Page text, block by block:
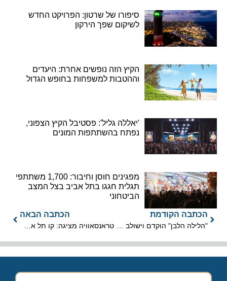
סיפורו של שרטון: הפרויקט החדש
לשיקום שפך הירקון
הקיץ הזה נופשים אחרת: היעדים
וההטבות למשפחות בחופש הגדול
'יאללה גליל': פסטיבל הקיץ הצפוני,
נפתח בהשתתפות המונים
מפגינים חוסן וחיבור: 1,700 משתתפי
תגלית חגגו בתל אביב בצל המצב
הביטחוני
הכתבה הקודמת
"הלילה הלבן" הוקדם וישולב במהלך אירועי האירוויזיון 2019
הכתבה הבאה
טראנסאוויה מציגה: קו תל אביב-נאנט